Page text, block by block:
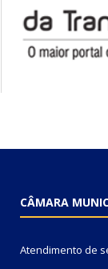
CÂMARA
Atendimento de